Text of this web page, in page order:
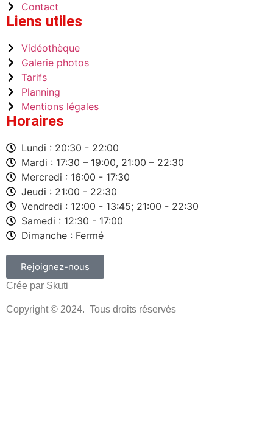
Contact
Liens utiles
Vidéothèque
Galerie photos
Tarifs
Planning
Mentions légales
Horaires
Lundi : 20:30 - 22:00
Mardi : 17:30 – 19:00, 21:00 – 22:30
Mercredi : 16:00 - 17:30
Jeudi : 21:00 - 22:30
Vendredi : 12:00 - 13:45; 21:00 - 22:30
Samedi : 12:30 - 17:00
Dimanche : Fermé
Rejoignez-nous
Crée par Skuti
Copyright © 2024. Tous droits réservés